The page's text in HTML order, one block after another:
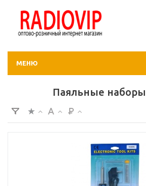
МЕНЮ
Паяльные наборы